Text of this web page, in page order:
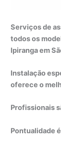
Serviços de
todos os
Ipiranga em
Instalação
oferece o
Profissionais
Pontualidade